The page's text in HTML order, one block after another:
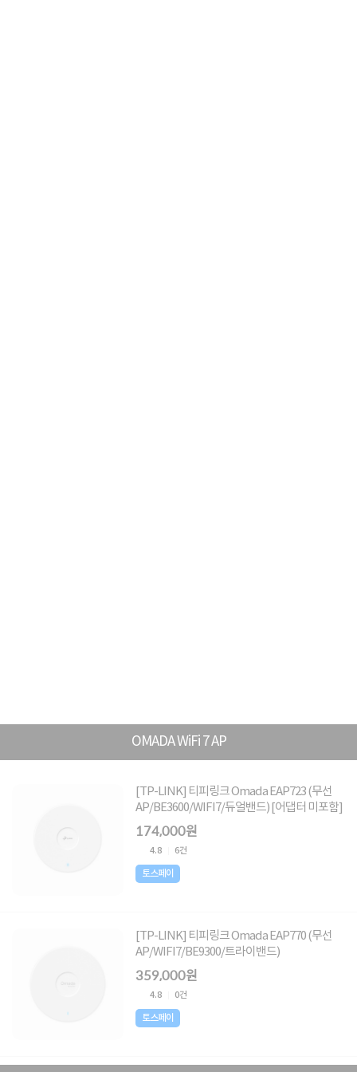
OMADA WiFi 7 AP
[TP-LINK] 티피링크 Omada EAP723 (무선
AP/BE3600/WIFI7/듀얼밴드) [어댑터 미포함]
174,000원
4.8 6건
토스페이
[TP-LINK] 티피링크 Omada EAP770 (무선
AP/WIFI7/BE9300/트라이밴드)
359,000원
4.8 0건
토스페이